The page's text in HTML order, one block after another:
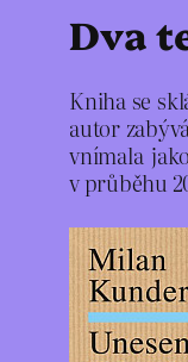
Dva
Kniha se
autor
vnímala
v průběhu